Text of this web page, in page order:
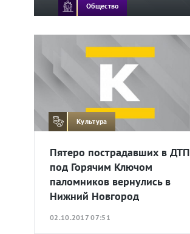
Общество
Культура
Пятеро пострадавших в ДТП
под Горячим Ключом
паломников вернулись в
Нижний Новгород
02.10.2017 07:51